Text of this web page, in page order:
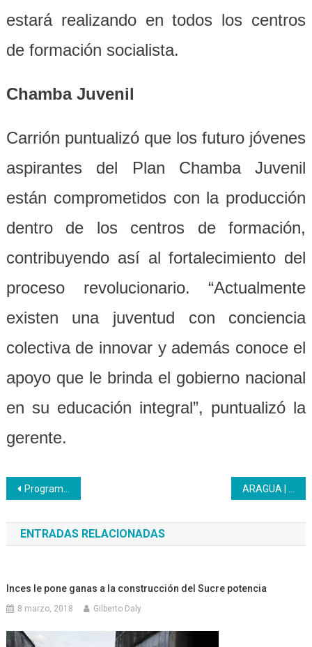
estará realizando en todos los centros
de formación socialista.
Chamba Juvenil
Carrión puntualizó que los futuro jóvenes
aspirantes del Plan Chamba Juvenil
están comprometidos con la producción
dentro de los centros de formación,
contribuyendo así al fortalecimiento del
proceso revolucionario. “Actualmente
existen una juventud con conciencia
colectiva de innovar y además conoce el
apoyo que le brinda el gobierno nacional
en su educación integral”, puntualizó la
gerente.
Navegación
de
entradas
Programa Turismo del Inces participa en una exhibición docente
ENTRADAS RELACIONADAS
Inces le pone ganas a la construcción del Sucre potencia
8 marzo, 2018 Gilberto Daly